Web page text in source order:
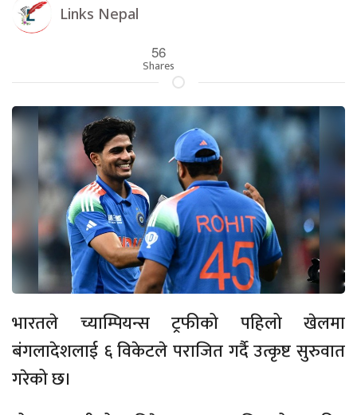
Links Nepal
56
Shares
भारतले च्याम्पियन्स ट्रफीको पहिलो खेलमा
बंगलादेशलाई ६ विकेटले पराजित गर्दै उत्कृष्ट सुरुवात
गरेको छ।